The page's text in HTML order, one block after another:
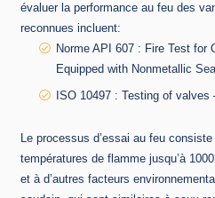
évaluer la performance au feu des
reconnues incluent:
Norme API 607 : Fire Test for
Equipped with Nonmetallic
ISO 10497 : Testing of
Le processus d’essai au feu
températures de flamme jusqu’à
et à d’autres facteurs